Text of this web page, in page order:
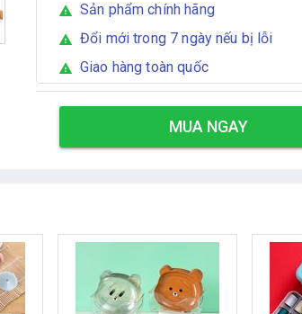
warning Sản phẩm chính hãng
warning Đổi mới trong 7 ngày nếu bị lỗi
warning Giao hàng toàn quốc
MUA NGAY